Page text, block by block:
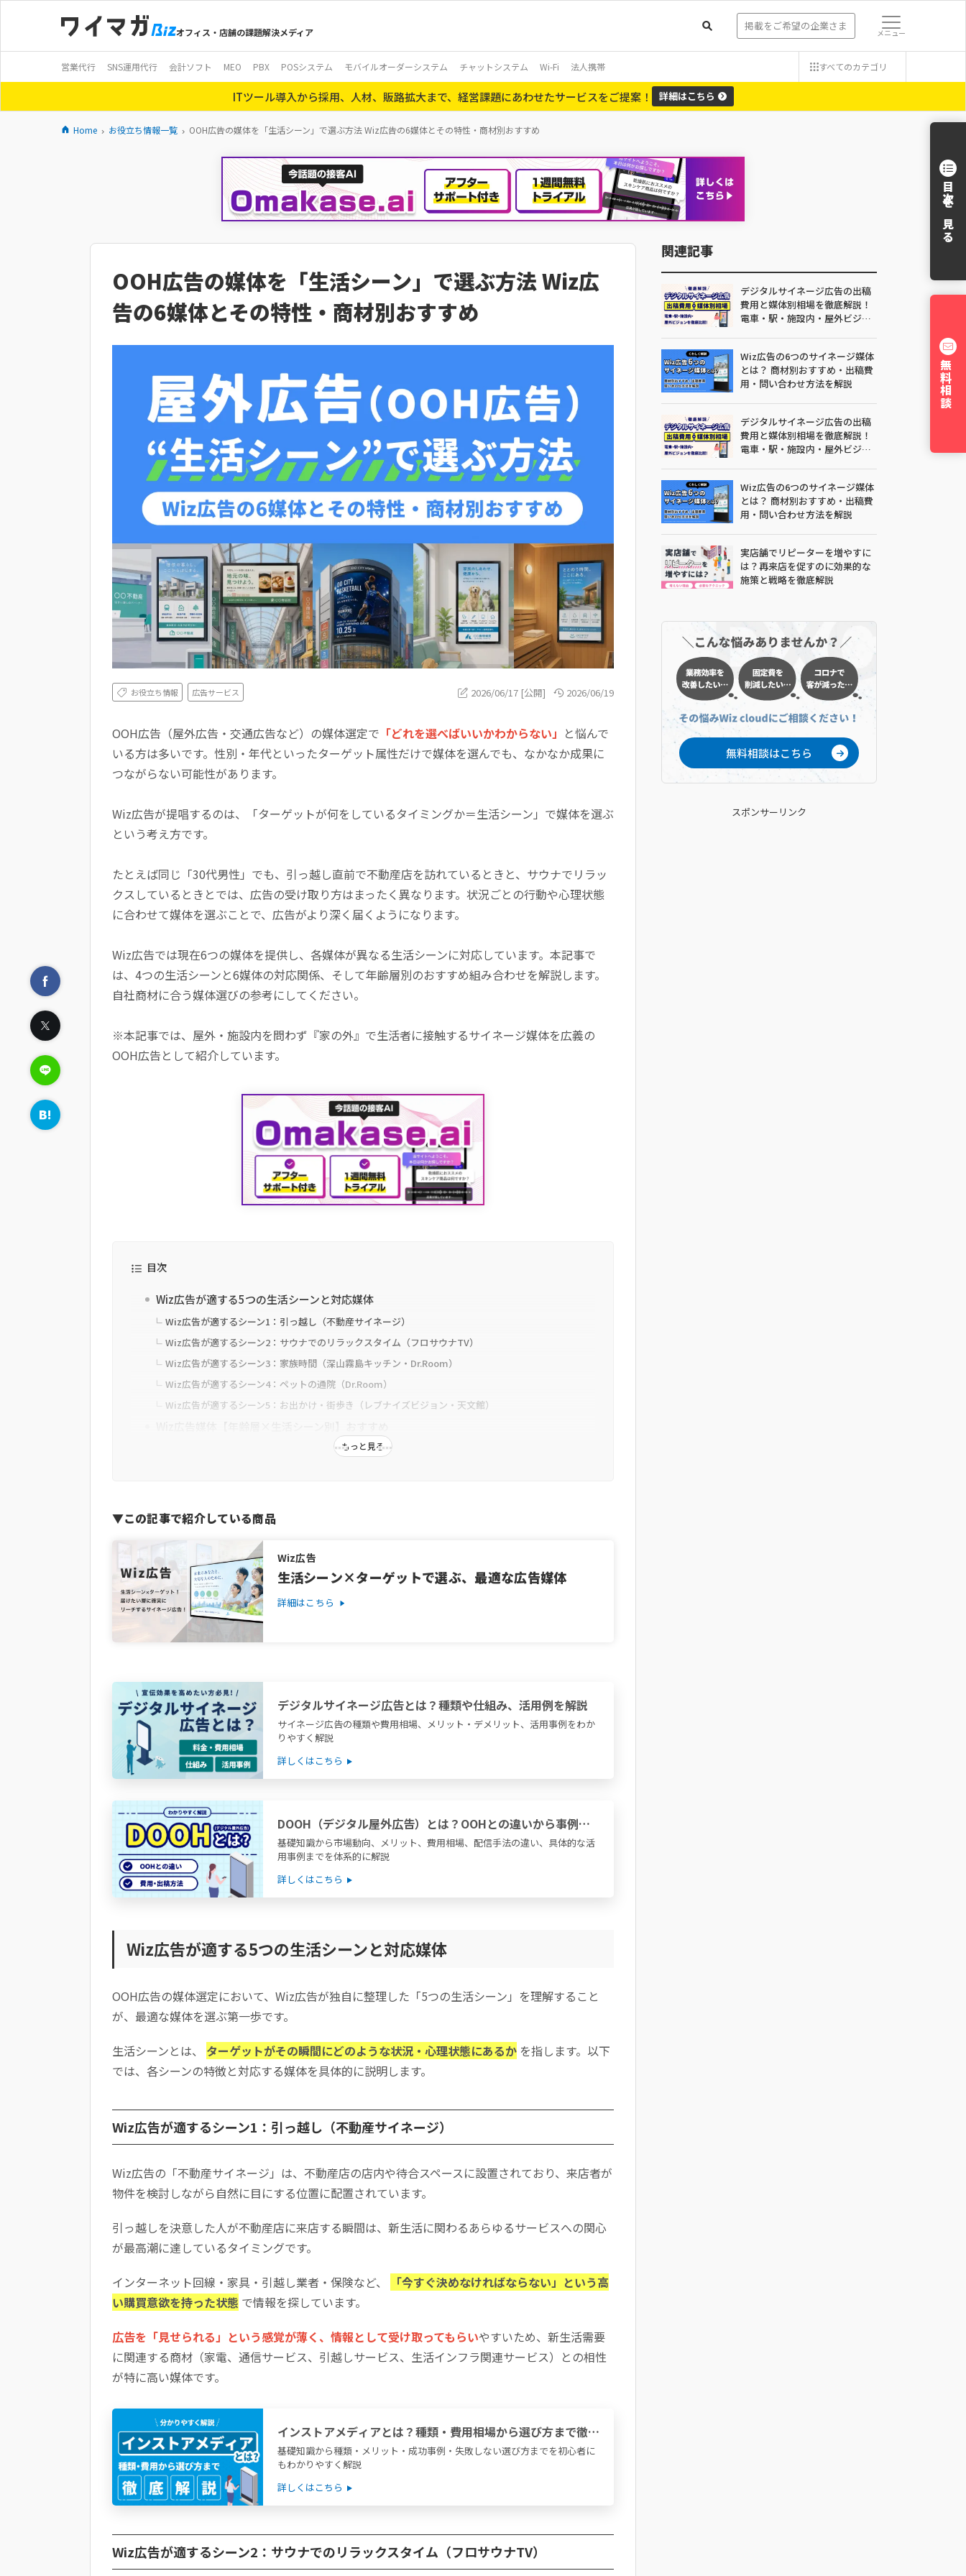
オフィス・店舗の課題解決メディア 掲載をご希望の企業さま メニュー
営業代行 SNS運用代行 会計ソフト MEO PBX POSシステム モバイルオーダーシステム チャットシステム Wi-Fi 法人携帯 すべてのカテゴリ
ITツール導入から採用、人材、販路拡大まで、経営課題にあわせたサービスをご提案！ 詳細はこちら
Home お役立ち情報一覧 OOH広告の媒体を「生活シーン」で選ぶ方法 Wiz広告の6媒体とその特性・商材別おすすめ
目次を見る
OOH広告の媒体を「生活シーン」で選ぶ方法 Wiz広
告の6媒体とその特性・商材別おすすめ
お役立ち情報 広告サービス 2026/06/17 [公開] 2026/06/19
OOH広告（屋外広告・交通広告など）の媒体選定で 「どれを選べばいいかわからない」 と悩んで
いる方は多いです。性別・年代といったターゲット属性だけで媒体を選んでも、なかなか成果に
つながらない可能性があります。
Wiz広告が提唱するのは、「ターゲットが何をしているタイミングか＝生活シーン」で媒体を選ぶ
という考え方です。
たとえば同じ「30代男性」でも、引っ越し直前で不動産店を訪れているときと、サウナでリラッ
クスしているときとでは、広告の受け取り方はまったく異なります。状況ごとの行動や心理状態
に合わせて媒体を選ぶことで、広告がより深く届くようになります。
Wiz広告では現在6つの媒体を提供し、各媒体が異なる生活シーンに対応しています。本記事で
は、4つの生活シーンと6媒体の対応関係、そして年齢層別のおすすめ組み合わせを解説します。
自社商材に合う媒体選びの参考にしてください。
※本記事では、屋外・施設内を問わず『家の外』で生活者に接触するサイネージ媒体を広義の
OOH広告として紹介しています。
目次
もっと見る
Wiz広告が適する5つの生活シーンと対応媒体
Wiz広告が適するシーン1：引っ越し（不動産サイネージ）
Wiz広告が適するシーン2：サウナでのリラックスタイム（フロサウナTV）
Wiz広告が適するシーン3：家族時間（深山霧島キッチン・Dr.Room）
Wiz広告が適するシーン4：ペットの通院（Dr.Room）
Wiz広告が適するシーン5：お出かけ・街歩き（レブナイズビジョン・天文館）
20代ターゲットにおすすめのWiz広告媒体
Wiz広告で複数年代にリーチしたい場合
まとめ
▼この記事で紹介している商品
Wiz広告
生活シーン×ターゲットで選ぶ、最適な広告媒体
詳細はこちら
デジタルサイネージ広告とは？種類や仕組み、活用例を解説
サイネージ広告の種類や費用相場、メリット・デメリット、活用事例をわか
りやすく解説
詳しくはこちら
DOOH（デジタル屋外広告）とは？OOHとの違いから事例・
費用・出稿方法まで徹底解説
基礎知識から市場動向、メリット、費用相場、配信手法の違い、具体的な活
用事例までを体系的に解説
詳しくはこちら
Wiz広告が適する5つの生活シーンと対応媒体
OOH広告の媒体選定において、Wiz広告が独自に整理した「5つの生活シーン」を理解すること
が、最適な媒体を選ぶ第一歩です。
生活シーンとは、 ターゲットがその瞬間にどのような状況・心理状態にあるかを指します。以下
では、各シーンの特徴と対応する媒体を具体的に説明します。
Wiz広告が適するシーン1：引っ越し（不動産サイネージ）
Wiz広告の「不動産サイネージ」は、不動産店の店内や待合スペースに設置されており、来店者が
物件を検討しながら自然に目にする位置に配置されています。
引っ越しを決意した人が不動産店に来店する瞬間は、新生活に関わるあらゆるサービスへの関心
が最高潮に達しているタイミングです。
インターネット回線・家具・引越し業者・保険など、
「今すぐ決めなければならない」という高
い購買意欲を持った状態 で情報を探しています。
広告を「見せられる」という感覚が薄く、情報として受け取ってもらいやすいため、新生活需要
に関連する商材（家電、通信サービス、引越しサービス、生活インフラ関連サービス）との相性
が特に高い媒体です。
インストアメディアとは？種類・費用相場から選び方まで徹底
解説
基礎知識から種類・メリット・成功事例・失敗しない選び方までを初心者に
もわかりやすく解説
詳しくはこちら
Wiz広告が適するシーン2：サウナでのリラックスタイム（フロサウナTV）
関連記事
デジタルサイネージ広告の出稿
費用と媒体別相場を徹底解説！
電車・駅・施設内・屋外ビジョ
Wiz広告の6つのサイネージ媒体
とは？ 商材別おすすめ・出稿費
用・問い合わせ方法を解説
デジタルサイネージ広告の出稿
費用と媒体別相場を徹底解説！
電車・駅・施設内・屋外ビジョ
Wiz広告の6つのサイネージ媒体
とは？ 商材別おすすめ・出稿費
用・問い合わせ方法を解説
実店舗でリピーターを増やすに
は？再来店を促すのに効果的な
施策と戦略を徹底解説
無料相談はこちら
スポンサーリンク
無料相談